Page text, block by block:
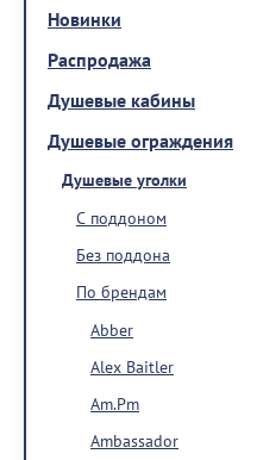
Новинки
Распродажа
Душевые кабины
Душевые ограждения
Душевые уголки
С поддоном
Без поддона
По брендам
Abber
Alex Baitler
Am.Pm
Ambassador